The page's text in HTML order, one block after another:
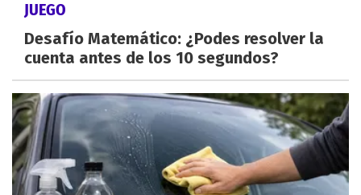
JUEGO
Desafío Matemático: ¿Podes resolver la
cuenta antes de los 10 segundos?